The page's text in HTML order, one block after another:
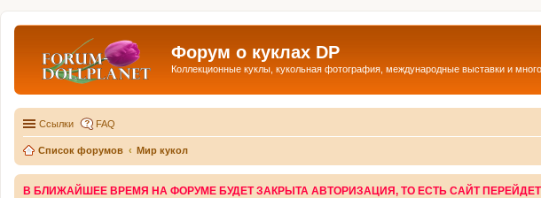
Форум о куклах DP
Коллекционные куклы, кукольная фотография, международные выставки и
Ссылки FAQ
Список форумов Мир кукол
В БЛИЖАЙШЕЕ ВРЕМЯ НА ФОРУМЕ БУДЕТ ЗАКРЫТА АВТОРИЗАЦИЯ, ТО ЕСТЬ САЙТ